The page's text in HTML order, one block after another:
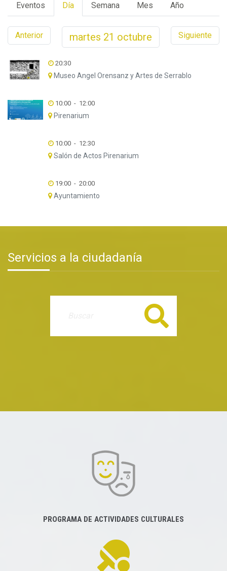
Eventos Día Semana Mes Año
Anterior martes 21 octubre Siguiente
20:30
Museo Angel Orensanz y Artes de Serrablo
10:00 - 12:00
Pirenarium
10:00 - 12:30
Salón de Actos Pirenarium
19:00 - 20:00
Ayuntamiento
Servicios a la ciudadanía
Buscar
PROGRAMA DE ACTIVIDADES CULTURALES